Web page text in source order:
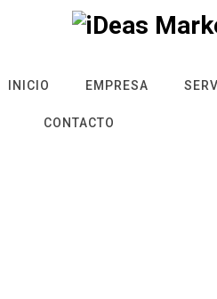
INICIO EMPRESA
CONTACTO